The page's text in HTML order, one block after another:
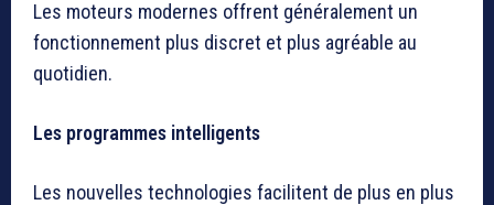
Les moteurs modernes offrent généralement un
fonctionnement plus discret et plus agréable au
quotidien.
Les programmes intelligents
Les nouvelles technologies facilitent de plus en plus